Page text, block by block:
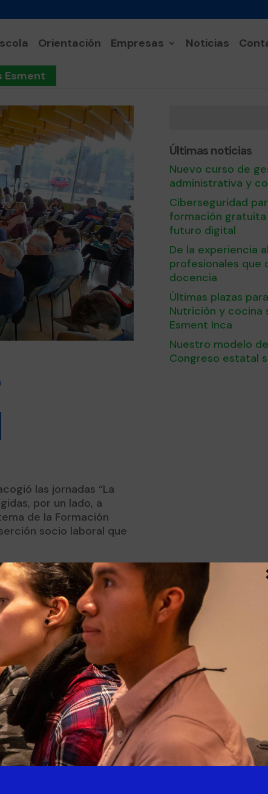
Orientación Empresas Noticias
Esment
las jornadas “La
por un lado, a
de la Formación
socio laboral que
ocho comunidades
escucharon las
de la
el director de la
experto en ética
Últimas noticias
Nuevo curso de
administrativa y
Ciberseguridad
formación
futuro digital
De la experiencia
profesionales que
docencia
Últimas plazas
Nutrición y cocina
Esment Inca
Nuestro modelo
Congreso estatal

La promoción 2015 – 2018